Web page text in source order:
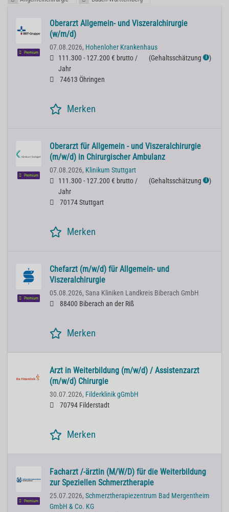
Premium
Oberarzt Allgemein- und Viszeralchirurgie
(w/m/d)
07.08.2026, Hohenloher Krankenhaus
111.300 - 127.200 € brutto /
Jahr
(Gehaltsschätzung ℹ )
74613 Öhringen
Merken
Premium
Oberarzt für Allgemein - und Viszeralchirurgie
(m/w/d) in Chirurgischer Ambulanz
07.08.2026, Klinikum Stuttgart
111.300 - 127.200 € brutto /
Jahr
(Gehaltsschätzung ℹ )
70174 Stuttgart
Merken
Premium
Chefarzt (m/w/d) für Allgemein- und
Viszeralchirurgie
05.08.2026, Sana Kliniken Landkreis Biberach GmbH
88400 Biberach an der Riß
Merken
Arzt in Weiterbildung (m/w/d) / Assistenzarzt
(m/w/d) Chirurgie
30.07.2026, Filderklinik gGmbH
70794 Filderstadt
Merken
Premium
Facharzt /-ärztin (M/W/D) für die Weiterbildung
zur Speziellen Schmerztherapie
25.07.2026, Schmerztherapiezentrum Bad Mergentheim
GmbH & Co. KG